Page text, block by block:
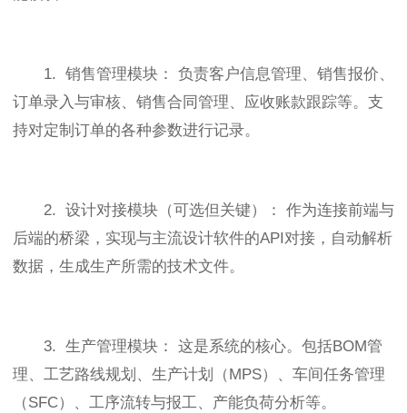
1. 销售管理模块： 负责客户信息管理、销售报价、
订单录入与审核、销售合同管理、应收账款跟踪等。支
持对定制订单的各种参数进行记录。
2. 设计对接模块（可选但关键）： 作为连接前端与
后端的桥梁，实现与主流设计软件的API对接，自动解析
数据，生成生产所需的技术文件。
3. 生产管理模块： 这是系统的核心。包括BOM管
理、工艺路线规划、生产计划（MPS）、车间任务管理
（SFC）、工序流转与报工、产能负荷分析等。